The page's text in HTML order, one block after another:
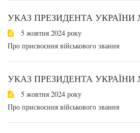
УКАЗ ПРЕЗИДЕНТА УКРАЇНИ
5 жовтня 2024 року
Про присвоєння військового звання
УКАЗ ПРЕЗИДЕНТА УКРАЇНИ
5 жовтня 2024 року
Про присвоєння військового звання